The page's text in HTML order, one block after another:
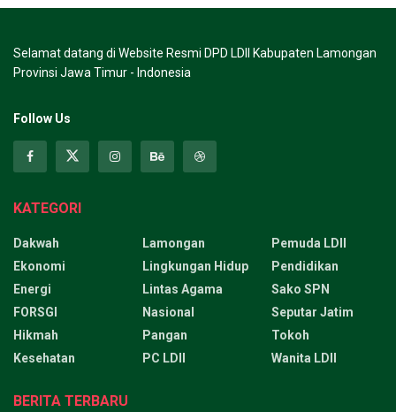
Selamat datang di Website Resmi DPD LDII Kabupaten Lamongan
Provinsi Jawa Timur - Indonesia
Follow Us
KATEGORI
Dakwah
Ekonomi
Energi
FORSGI
Hikmah
Kesehatan
Lamongan
Lingkungan Hidup
Lintas Agama
Nasional
Pangan
PC LDII
Pemuda LDII
Pendidikan
Sako SPN
Seputar Jatim
Tokoh
Wanita LDII
BERITA TERBARU